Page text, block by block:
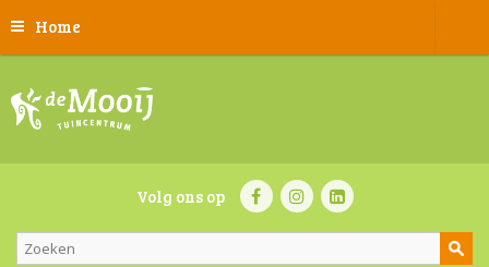
Home
Volg ons op